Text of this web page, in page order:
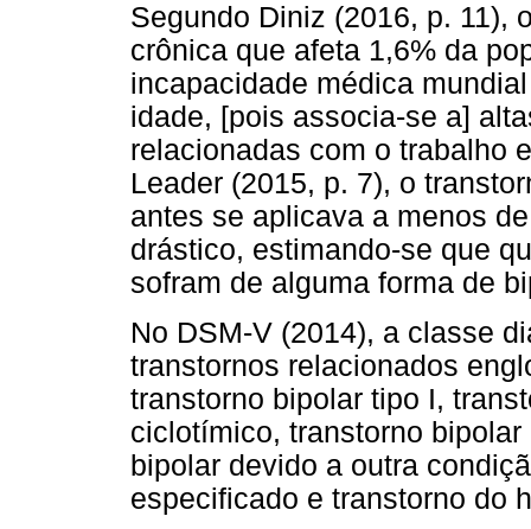
Segundo Diniz (2016, p. 11),
crônica que afeta 1,6% da
incapacidade médica
idade, [pois associa-se a]
relacionadas com o trabalho
Leader (2015, p. 7), o
antes se aplicava a menos
drástico, estimando-se que
sofram de alguma forma de
No DSM-V (2014), a classe
transtornos relacionados
transtorno bipolar tipo I,
ciclotímico, transtorno
bipolar devido a outra
especificado e transtorno do